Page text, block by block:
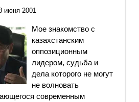
июня 2001
Мое знакомство с
казахстанским
оппозиционным
лидером, судьба и
дела которого не могут
не волновать
современным